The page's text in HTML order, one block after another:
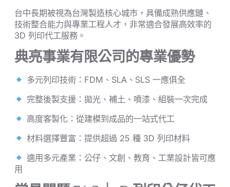
台中長期被視為台灣製造核心城市，具備成熟供應鏈、
技術整合能力與專業工程人才，非常適合發展高效率的
3D 列印代工服務。
典亮事業有限公司的專業優勢
多元列印技術：FDM、SLA、SLS 一應俱全
完整後製支援：拋光、補土、噴漆、組裝一次完成
高度客製化：從建模到成品的一站式代工
材料選擇豐富：提供超過 25 種 3D 列印材料
適用多元產業：公仔、文創、教育、工業設計皆可應
用